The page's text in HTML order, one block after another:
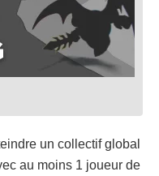
un collectif global
au moins 1 joueur de